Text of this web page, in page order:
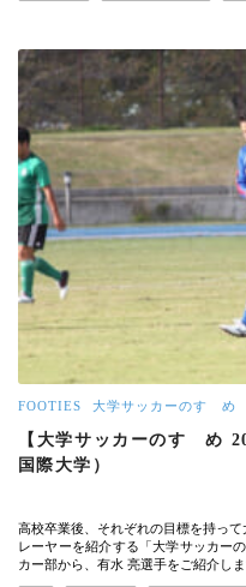
FOOTIES 大学サッカーのすゝめ
【大学サッカーのすゝめ
国際大学）
高校卒業後、それぞれの目標を持っ
レーヤーを紹介する「大学サッカー
カー部から、有水 亮選手をご紹介し